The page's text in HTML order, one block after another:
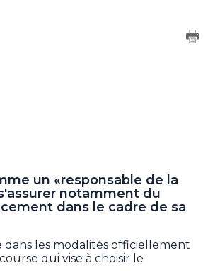
un «responsable de la
notamment du
dans le cadre de sa
les modalités officiellement
qui vise à choisir le